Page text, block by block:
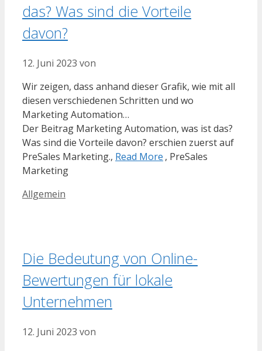
das? Was sind die Vorteile
davon?
12. Juni 2023 von
Wir zeigen, dass anhand dieser Grafik, wie mit all
diesen verschiedenen Schritten und wo
Marketing Automation…
Der Beitrag Marketing Automation, was ist das?
Was sind die Vorteile davon? erschien zuerst auf
PreSales Marketing., Read More , PreSales
Marketing
Kategorien
Allgemein
Die Bedeutung von Online-
Bewertungen für lokale
Unternehmen
12. Juni 2023 von